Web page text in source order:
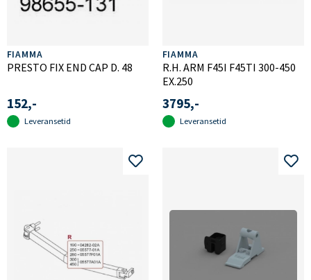
FIAMMA
PRESTO FIX END CAP D. 48
152,-
Leveransetid
FIAMMA
R.H. ARM F45I F45TI 300-450
EX.250
3795,-
Leveransetid